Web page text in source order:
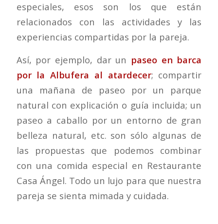
especiales, esos son los que están
relacionados con las actividades y las
experiencias compartidas por la pareja.
Así, por ejemplo, dar un paseo en barca
por la Albufera al atardecer; compartir
una mañana de paseo por un parque
natural con explicación o guía incluida; un
paseo a caballo por un entorno de gran
belleza natural, etc. son sólo algunas de
las propuestas que podemos combinar
con una comida especial en Restaurante
Casa Ángel. Todo un lujo para que nuestra
pareja se sienta mimada y cuidada.